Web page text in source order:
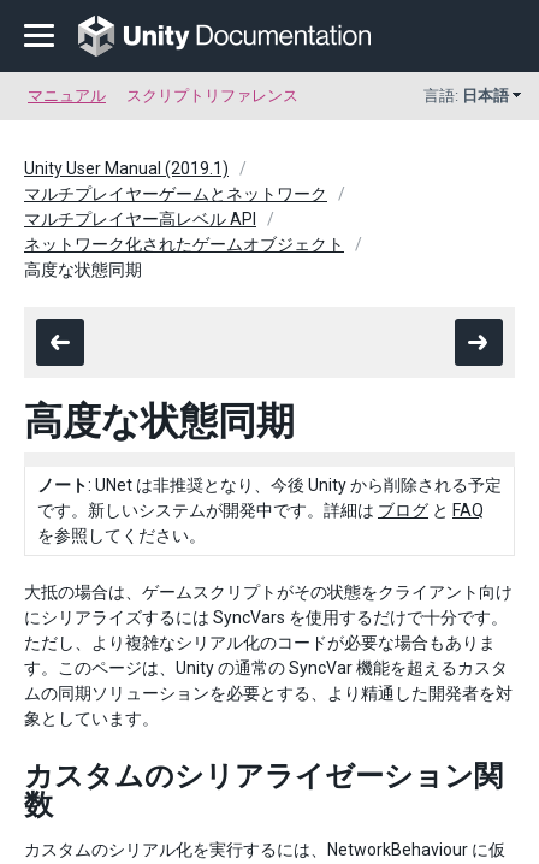
マニュアル スクリプトリファレンス 言語: 日本語
Unity User Manual (2019.1)
マルチプレイヤーゲームとネットワーク
マルチプレイヤー高レベル API
ネットワーク化されたゲームオブジェクト
高度な状態同期
高度な状態同期
ノート: UNet は非推奨となり、今後 Unity から削除される予定
です。新しいシステムが開発中です。詳細は ブログ と FAQ
を参照してください。
大抵の場合は、ゲームスクリプトがその状態をクライアント向け
にシリアライズするには SyncVars を使用するだけで十分です。
ただし、より複雑なシリアル化のコードが必要な場合もありま
す。このページは、Unity の通常の SyncVar 機能を超えるカスタ
ムの同期ソリューションを必要とする、より精通した開発者を対
象としています。
カスタムのシリアライゼーション関
数
カスタムのシリアル化を実行するには、NetworkBehaviour に仮